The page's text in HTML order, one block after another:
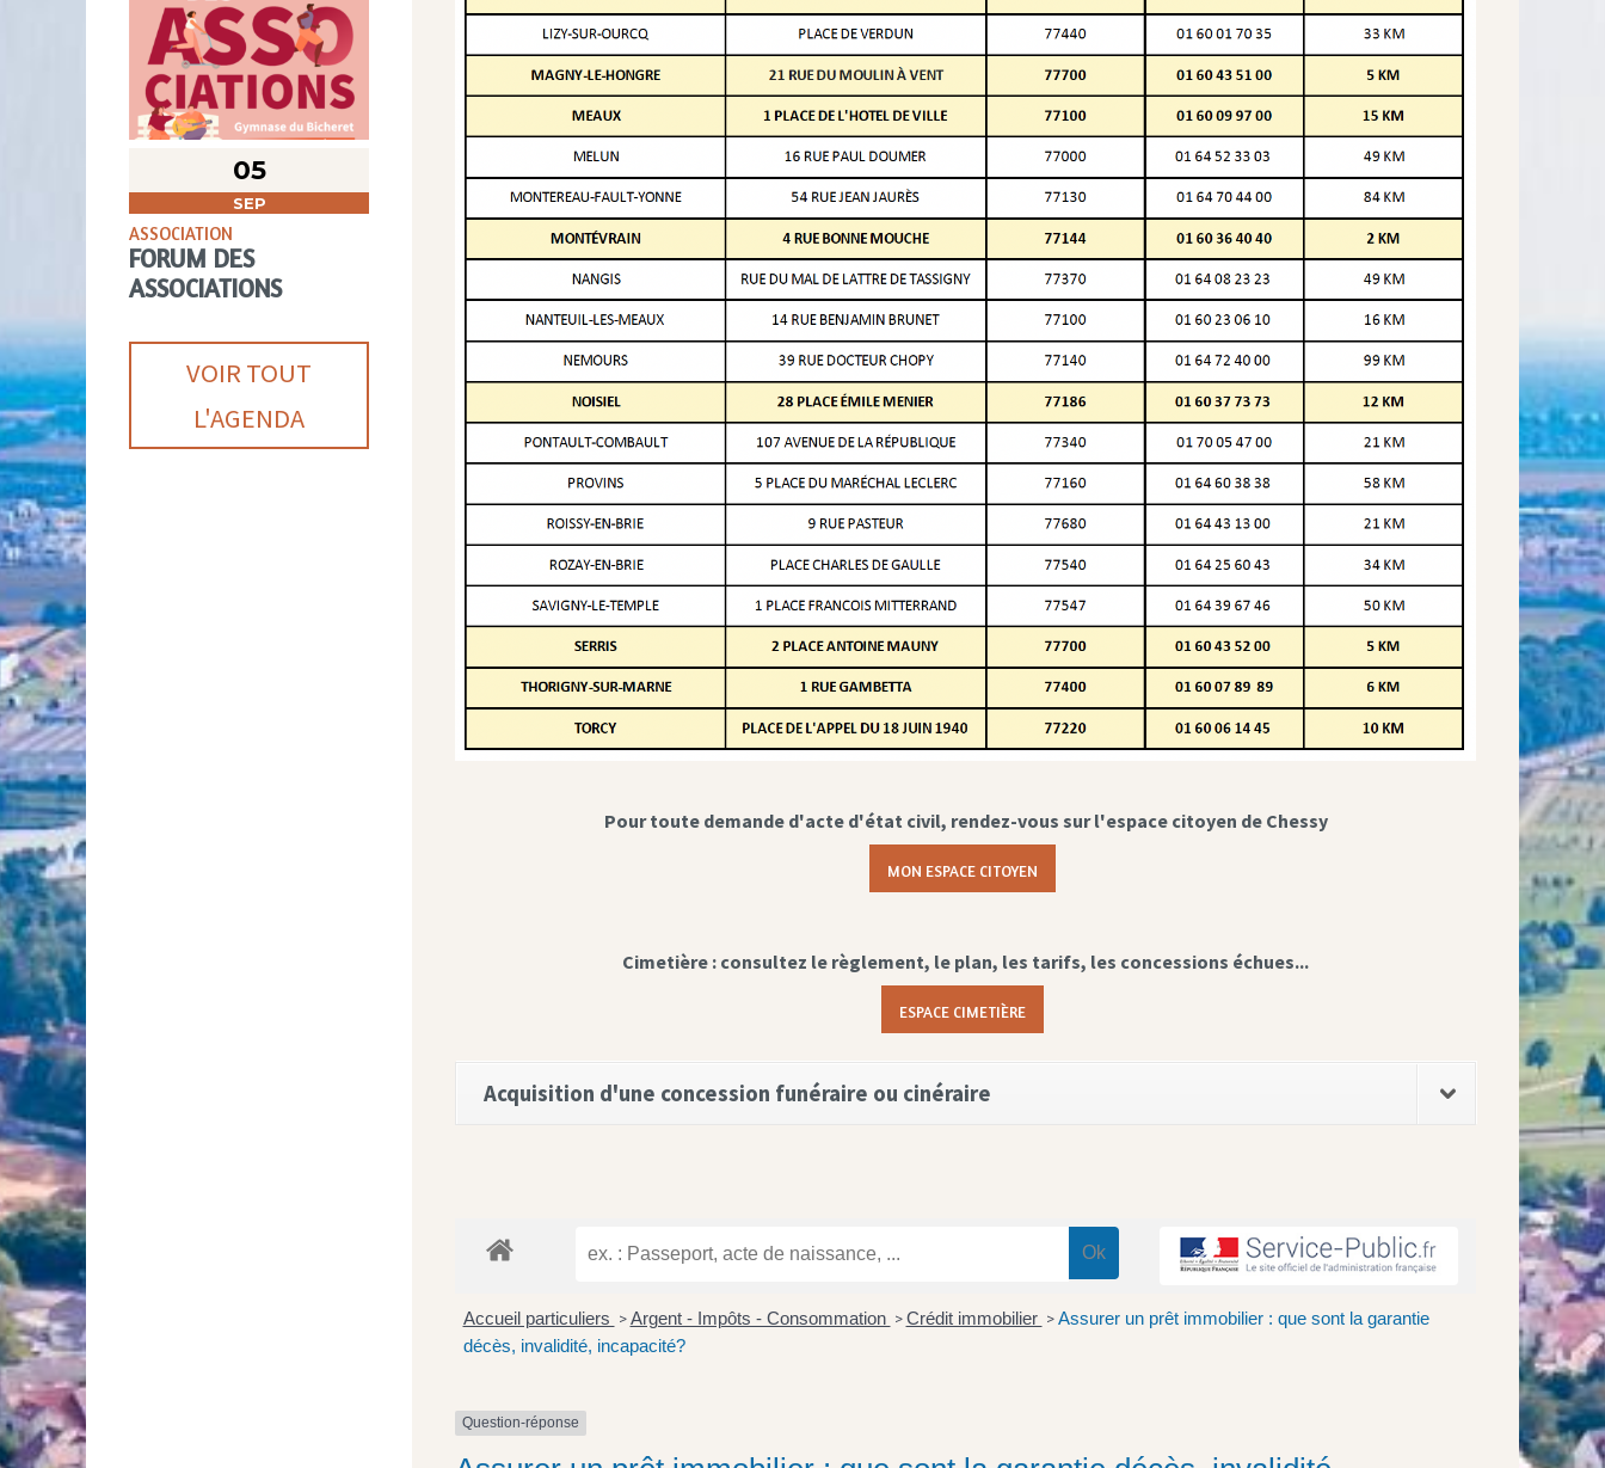
05
SEP
ASSOCIATION
FORUM DES
ASSOCIATIONS
VOIR TOUT
L'AGENDA
Pour toute demande d'acte d'état civil, rendez-vous sur l'espace citoyen de Chessy
MON ESPACE CITOYEN
Cimetière : consultez le règlement, le plan, les tarifs, les concessions échues...
ESPACE CIMETIÈRE
Acquisition d'une concession funéraire ou cinéraire
Accueil particuliers > Argent - Impôts - Consommation > Crédit immobilier > Assurer un prêt immobilier : que sont la garantie
décès, invalidité, incapacité?
Question-réponse